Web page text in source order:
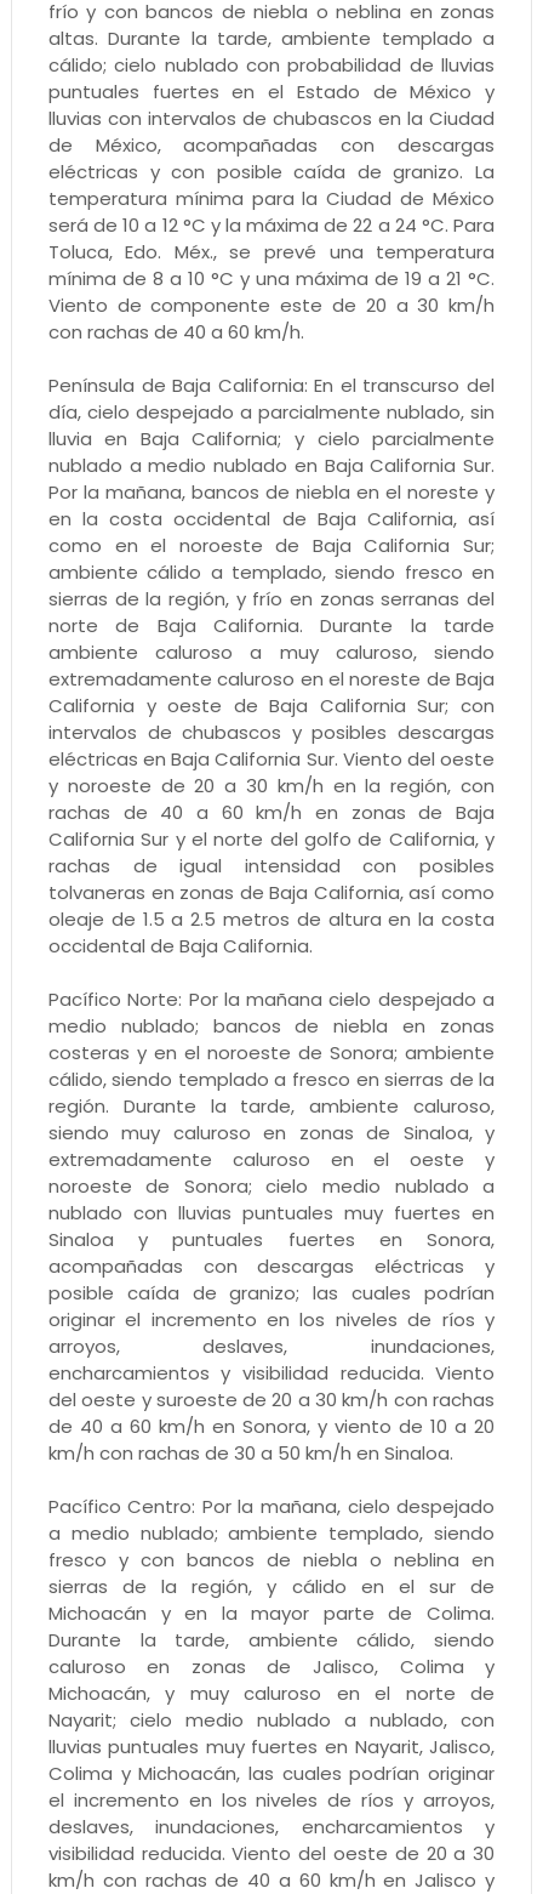
frío y con bancos de niebla o neblina en zonas
altas. Durante la tarde, ambiente templado a
cálido; cielo nublado con probabilidad de lluvias
puntuales fuertes en el Estado de México y
lluvias con intervalos de chubascos en la Ciudad
de México, acompañadas con descargas
eléctricas y con posible caída de granizo. La
temperatura mínima para la Ciudad de México
será de 10 a 12 °C y la máxima de 22 a 24 °C. Para
Toluca, Edo. Méx., se prevé una temperatura
mínima de 8 a 10 °C y una máxima de 19 a 21 °C.
Viento de componente este de 20 a 30 km/h
con rachas de 40 a 60 km/h.
Península de Baja California: En el transcurso del
día, cielo despejado a parcialmente nublado, sin
lluvia en Baja California; y cielo parcialmente
nublado a medio nublado en Baja California Sur.
Por la mañana, bancos de niebla en el noreste y
en la costa occidental de Baja California, así
como en el noroeste de Baja California Sur;
ambiente cálido a templado, siendo fresco en
sierras de la región, y frío en zonas serranas del
norte de Baja California. Durante la tarde
ambiente caluroso a muy caluroso, siendo
extremadamente caluroso en el noreste de Baja
California y oeste de Baja California Sur; con
intervalos de chubascos y posibles descargas
eléctricas en Baja California Sur. Viento del oeste
y noroeste de 20 a 30 km/h en la región, con
rachas de 40 a 60 km/h en zonas de Baja
California Sur y el norte del golfo de California, y
rachas de igual intensidad con posibles
tolvaneras en zonas de Baja California, así como
oleaje de 1.5 a 2.5 metros de altura en la costa
occidental de Baja California.
Pacífico Norte: Por la mañana cielo despejado a
medio nublado; bancos de niebla en zonas
costeras y en el noroeste de Sonora; ambiente
cálido, siendo templado a fresco en sierras de la
región. Durante la tarde, ambiente caluroso,
siendo muy caluroso en zonas de Sinaloa, y
extremadamente caluroso en el oeste y
noroeste de Sonora; cielo medio nublado a
nublado con lluvias puntuales muy fuertes en
Sinaloa y puntuales fuertes en Sonora,
acompañadas con descargas eléctricas y
posible caída de granizo; las cuales podrían
originar el incremento en los niveles de ríos y
arroyos, deslaves, inundaciones,
encharcamientos y visibilidad reducida. Viento
del oeste y suroeste de 20 a 30 km/h con rachas
de 40 a 60 km/h en Sonora, y viento de 10 a 20
km/h con rachas de 30 a 50 km/h en Sinaloa.
Pacífico Centro: Por la mañana, cielo despejado
a medio nublado; ambiente templado, siendo
fresco y con bancos de niebla o neblina en
sierras de la región, y cálido en el sur de
Michoacán y en la mayor parte de Colima.
Durante la tarde, ambiente cálido, siendo
caluroso en zonas de Jalisco, Colima y
Michoacán, y muy caluroso en el norte de
Nayarit; cielo medio nublado a nublado, con
lluvias puntuales muy fuertes en Nayarit, Jalisco,
Colima y Michoacán, las cuales podrían originar
el incremento en los niveles de ríos y arroyos,
deslaves, inundaciones, encharcamientos y
visibilidad reducida. Viento del oeste de 20 a 30
km/h con rachas de 40 a 60 km/h en Jalisco y